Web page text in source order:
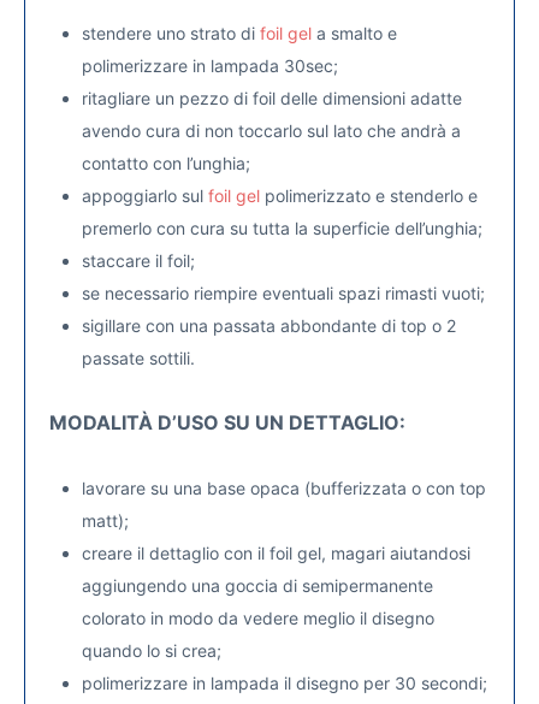
stendere uno strato di foil gel a smalto e
polimerizzare in lampada 30sec;
ritagliare un pezzo di foil delle dimensioni adatte
avendo cura di non toccarlo sul lato che andrà a
contatto con l’unghia;
appoggiarlo sul foil gel polimerizzato e stenderlo e
premerlo con cura su tutta la superficie dell’unghia;
staccare il foil;
se necessario riempire eventuali spazi rimasti vuoti;
sigillare con una passata abbondante di top o 2
passate sottili.
MODALITÀ D’USO SU UN DETTAGLIO:
lavorare su una base opaca (bufferizzata o con top
matt);
creare il dettaglio con il foil gel, magari aiutandosi
aggiungendo una goccia di semipermanente
colorato in modo da vedere meglio il disegno
quando lo si crea;
polimerizzare in lampada il disegno per 30 secondi;